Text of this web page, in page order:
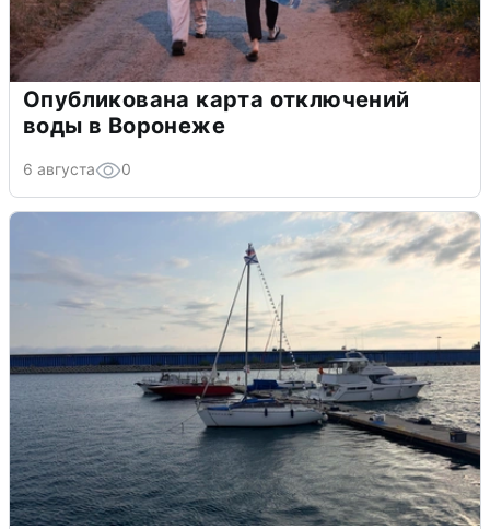
Опубликована карта отключений
воды в Воронеже
6 августа 0